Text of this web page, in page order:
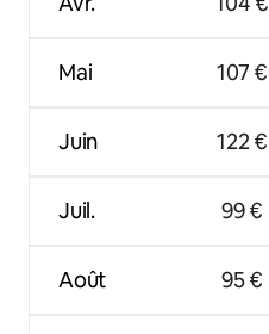
Mai
Juin
Juil.
Août
107 €
122 €
99 €
95 €